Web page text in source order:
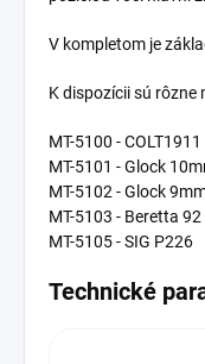
V kompletom je
K dispozícii sú rôzne
MT-5100 - COLT1911
MT-5101 - Glock
MT-5102 - Glock
MT-5103 - Beretta 92
MT-5105 - SIG P226
Technické